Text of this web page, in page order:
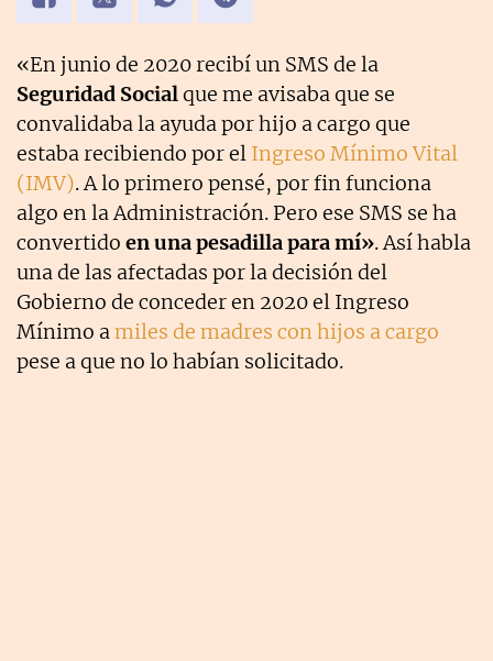
«En junio de 2020 recibí un SMS de la
Seguridad Socialque me avisaba que se
convalidaba la ayuda por hijo a cargo que
estaba recibiendo por el Ingreso Mínimo Vital
(IMV). A lo primero pensé, por fin funciona
algo en la Administración. Pero ese SMS se ha
convertido en una pesadilla para mí». Así habla
una de las afectadas por la decisión del
Gobierno de conceder en 2020 el Ingreso
Mínimo amiles de madres con hijos a cargo
pese a que no lo habían solicitado.